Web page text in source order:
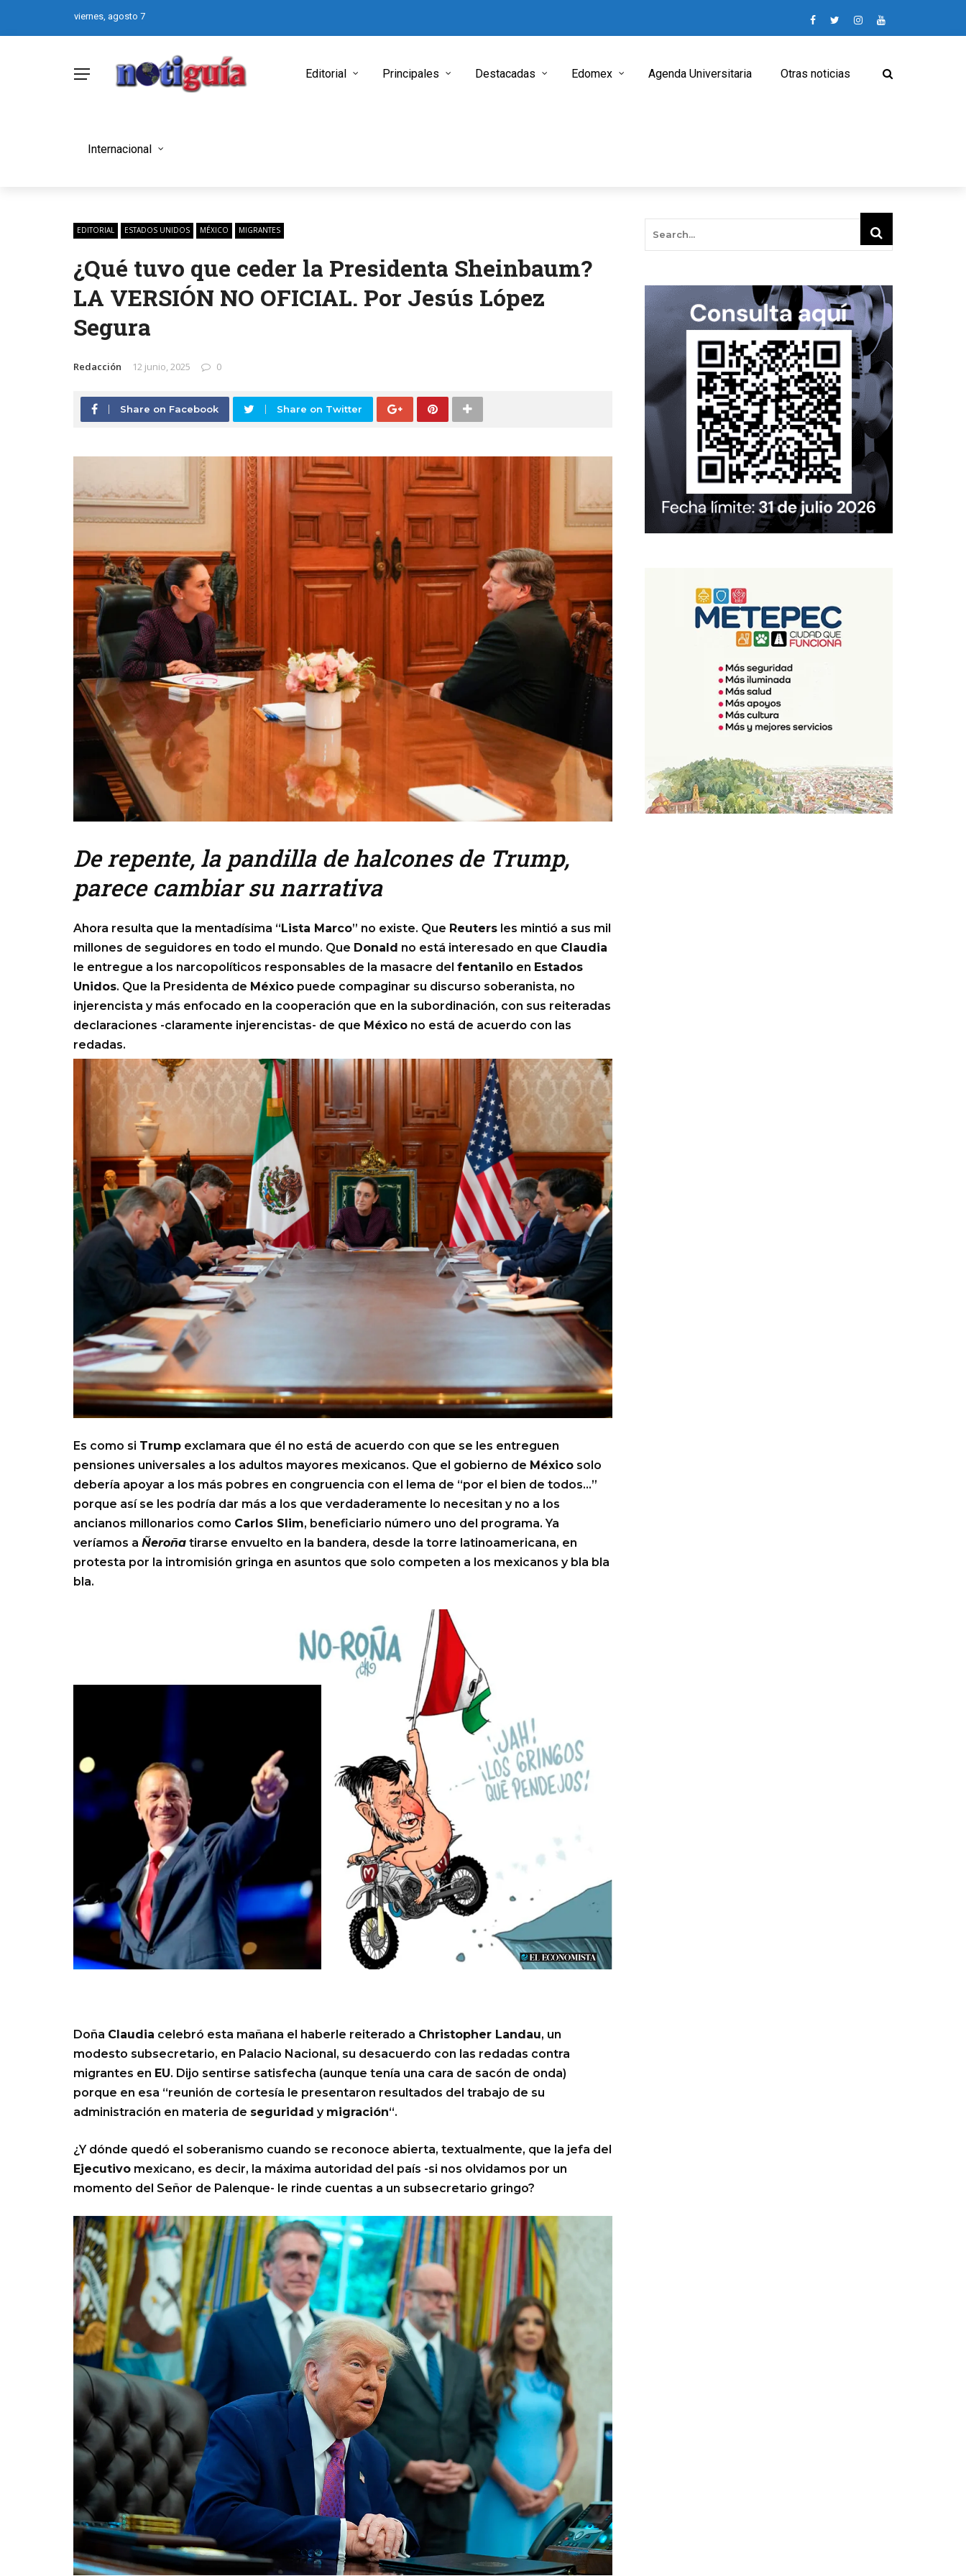
viernes, agosto 7
Editorial Principales Destacadas Edomex Agenda Universitaria Otras noticias
Internacional
EDITORIAL ESTADOS UNIDOS MÉXICO MIGRANTES
¿Qué tuvo que ceder la Presidenta Sheinbaum?
LA VERSIÓN NO OFICIAL. Por Jesús López
Segura
Redacción 12 junio, 2025 0
Share on Facebook Share on Twitter
De repente, la pandilla de halcones de Trump,
parece cambiar su narrativa
Ahora resulta que la mentadísima “Lista Marco” no existe. Que Reuters les mintió a sus mil
millones de seguidores en todo el mundo. Que Donald no está interesado en que Claudia
le entregue a los narcopolíticos responsables de la masacre del fentanilo en Estados
Unidos. Que la Presidenta de México puede compaginar su discurso soberanista, no
injerencista y más enfocado en la cooperación que en la subordinación, con sus reiteradas
declaraciones -claramente injerencistas- de que México no está de acuerdo con las
redadas.
Es como si Trump exclamara que él no está de acuerdo con que se les entreguen
pensiones universales a los adultos mayores mexicanos. Que el gobierno de México solo
debería apoyar a los más pobres en congruencia con el lema de “por el bien de todos…”
porque así se les podría dar más a los que verdaderamente lo necesitan y no a los
ancianos millonarios como Carlos Slim, beneficiario número uno del programa. Ya
veríamos a Ñeroña tirarse envuelto en la bandera, desde la torre latinoamericana, en
protesta por la intromisión gringa en asuntos que solo competen a los mexicanos y bla bla
bla.
Doña Claudia celebró esta mañana el haberle reiterado a Christopher Landau, un
modesto subsecretario, en Palacio Nacional, su desacuerdo con las redadas contra
migrantes en EU. Dijo sentirse satisfecha (aunque tenía una cara de sacón de onda)
porque en esa “reunión de cortesía le presentaron resultados del trabajo de su
administración en materia de seguridad y migración“.
¿Y dónde quedó el soberanismo cuando se reconoce abierta, textualmente, que la jefa del
Ejecutivo mexicano, es decir, la máxima autoridad del país -si nos olvidamos por un
momento del Señor de Palenque- le rinde cuentas a un subsecretario gringo?